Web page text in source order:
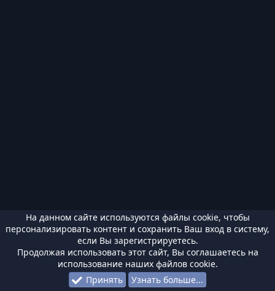
На данном сайте используются файлы cookie, чтобы
персонализировать контент и сохранить Ваш вход в систему,
если Вы зарегистрируетесь.
Продолжая использовать этот сайт, Вы соглашаетесь на
использование наших файлов cookie.
Принять
Узнать больше...